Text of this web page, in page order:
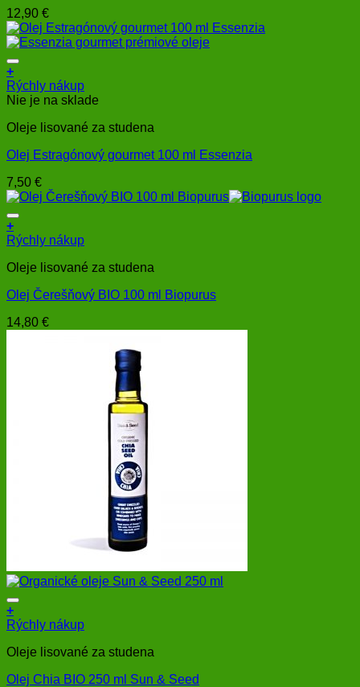
12,90 €
+
Rýchly nákup
Nie je na sklade
Oleje lisované za studena
Olej Estragónový gourmet 100 ml Essenzia
7,50 €
+
Rýchly nákup
Oleje lisované za studena
Olej Čerešňový BIO 100 ml Biopurus
14,80 €
+
Rýchly nákup
Oleje lisované za studena
Olej Chia BIO 250 ml Sun & Seed